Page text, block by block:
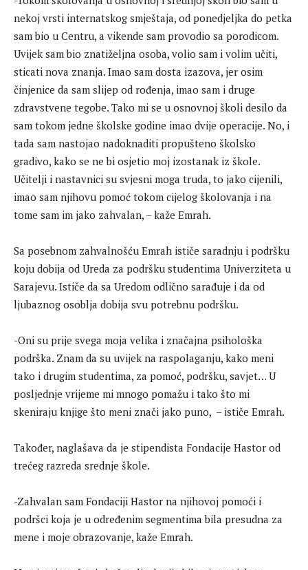
nekoj vrsti internatskog smještaja, od ponedjeljka do petka
sam bio u Centru, a vikende sam provodio sa porodicom.
Uvijek sam bio znatiželjna osoba, volio sam i volim učiti,
sticati nova znanja. Imao sam dosta izazova, jer osim
činjenice da sam slijep od rođenja, imao sam i druge
zdravstvene tegobe. Tako mi se u osnovnoj školi desilo da
sam tokom jedne školske godine imao dvije operacije. No, i
tada sam nastojao nadoknaditi propušteno školsko
gradivo, kako se ne bi osjetio moj izostanak iz škole.
Učitelji i nastavnici su svjesni moga truda, to jako cijenili,
imao sam njihovu pomoć tokom cijelog školovanja i na
tome sam im jako zahvalan, – kaže Emrah.
Sa posebnom zahvalnošću Emrah ističe saradnju i podršku
koju dobija od Ureda za podršku studentima Univerziteta u
Sarajevu. Ističe da sa Uredom odlično sarađuje i da od
ljubaznog osoblja dobija svu potrebnu podršku.
-Oni su prije svega moja velika i značajna psihološka
podrška. Znam da su uvijek na raspolaganju, kako meni
tako i drugim studentima, za pomoć, podršku, savjet… U
posljednje vrijeme mi mnogo pomažu i tako što mi
skeniraju knjige što meni znači jako puno, – ističe Emrah.
Također, naglašava da je stipendista Fondacije Hastor od
trećeg razreda srednje škole.
-Zahvalan sam Fondaciji Hastor na njihovoj pomoći i
podršci koja je u određenim segmentima bila presudna za
mene i moje obrazovanje, kaže Emrah.